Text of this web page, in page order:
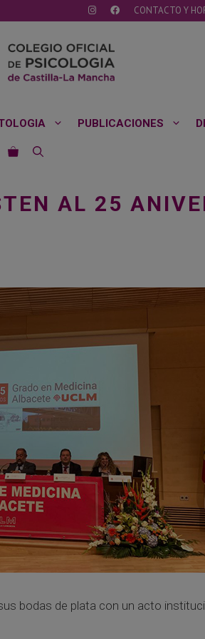
CONTACTO Y
PUBLICACIONES
AL 25
bodas de plata con un acto